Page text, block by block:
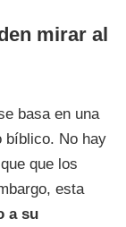
mirar al
basa en una
bíblico. No hay
que los
esta
a su